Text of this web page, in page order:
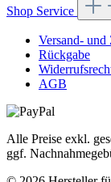
Shop Service
Versand- und
Rückgabe
AGB
Alle Preise exkl.
ggf.